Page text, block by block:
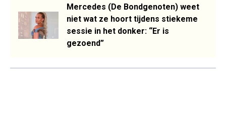
Mercedes (De Bondgenoten) weet
niet wat ze hoort tijdens stiekeme
sessie in het donker: “Er is
gezoend”